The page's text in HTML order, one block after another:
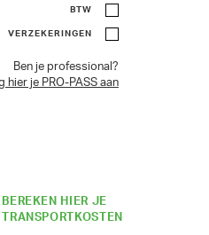
BTW
VERZEKERINGEN
Ben je professional?
hier je PRO-PASS aan
BEREKEN HIER JE
TRANSPORTKOSTEN